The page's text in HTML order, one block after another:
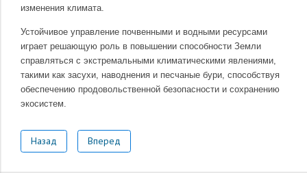
изменения климата.
Устойчивое управление почвенными и водными ресурсами
играет решающую роль в повышении способности Земли
справляться с экстремальными климатическими явлениями,
такими как засухи, наводнения и песчаные бури, способствуя
обеспечению продовольственной безопасности и сохранению
экосистем.
Назад Вперед